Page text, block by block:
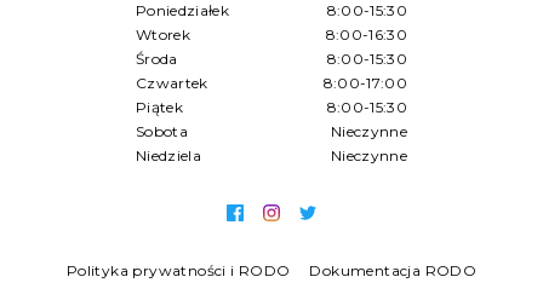
Poniedziałek
8:00-15:30
Wtorek
8:00-16:30
Środa
8:00-15:30
Czwartek
8:00-17:00
Piątek
8:00-15:30
Sobota
Nieczynne
Niedziela
Nieczynne
Polityka prywatności i RODO Dokumentacja RODO